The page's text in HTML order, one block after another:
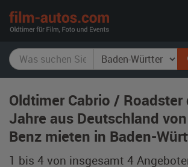
Oldtimer Cabrio / Roadster
Jahre aus Deutschland
Benz mieten in Baden-
1 bis 4 von insgesamt 4